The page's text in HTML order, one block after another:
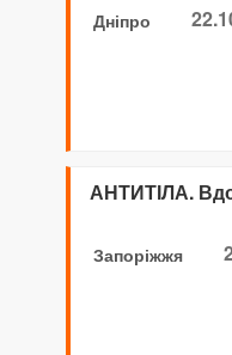
Дніпро
АНТИТІЛА.
Запоріжжя